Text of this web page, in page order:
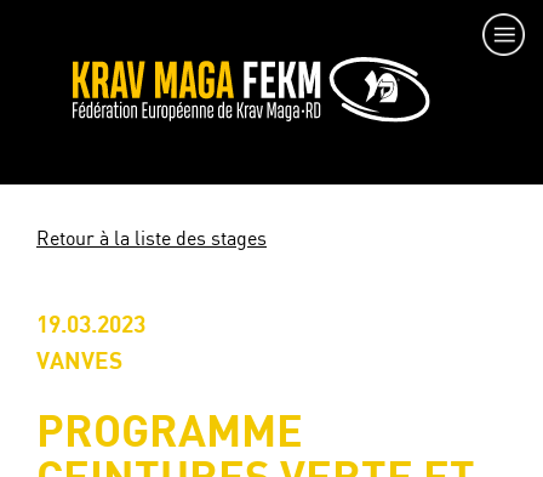
Retour à la liste des stages
19.03.2023
VANVES
PROGRAMME